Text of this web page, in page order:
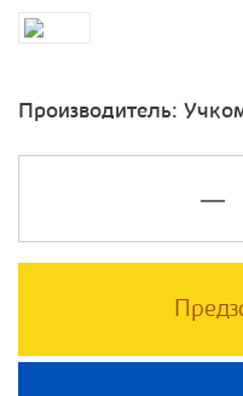
Производитель: